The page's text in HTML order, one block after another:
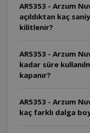
AR5353 - Arzum
açıldıktan kaç
kilitlenir?
AR5353 - Arzum
kadar süre
kapanır?
AR5353 - Arzum
kaç farklı dalga